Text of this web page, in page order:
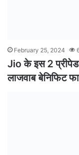
February 25, 2024
Jio के इस 2 प्रीपेड
लाजवाब बेनिफिट